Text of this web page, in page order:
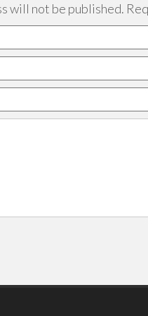
will not be published.